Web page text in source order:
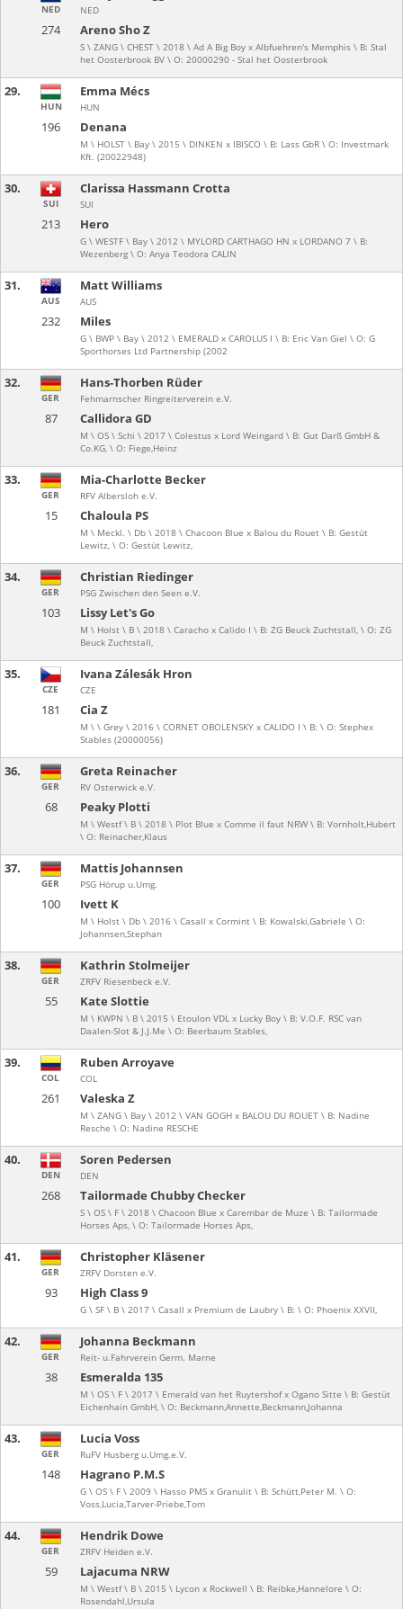
274 Areno Sho Z
S \ ZANG \ CHEST \ 2018 \ Ad A Big Boy x Albfuehren's Memphis \ B: Stal
het Oosterbrook BV \ O: 20000290 - Stal het Oosterbrook
NED NED
29.
196 Denana
M \ HOLST \ Bay \ 2015 \ DINKEN x IBISCO \ B: Lass GbR \ O: Investmark
Kft. (20022948)
HUN
Emma Mécs
HUN
30.
213 Hero
G \ WESTF \ Bay \ 2012 \ MYLORD CARTHAGO HN x LORDANO 7 \ B:
Wezenberg \ O: Anya Teodora CALIN
SUI
Clarissa Hassmann Crotta
SUI
31.
232 Miles
G \ BWP \ Bay \ 2012 \ EMERALD x CAROLUS I \ B: Eric Van Giel \ O: G
Sporthorses Ltd Partnership (2002
AUS
Matt Williams
AUS
32.
87 Callidora GD
M \ OS \ Schi \ 2017 \ Colestus x Lord Weingard \ B: Gut Darß GmbH &
Co.KG, \ O: Fiege,Heinz
GER
Hans-Thorben Rüder
Fehmarnscher Ringreiterverein e.V.
33.
15 Chaloula PS
M \ Meckl. \ Db \ 2018 \ Chacoon Blue x Balou du Rouet \ B: Gestüt
Lewitz, \ O: Gestüt Lewitz,
GER
Mia-Charlotte Becker
RFV Albersloh e.V.
34.
103 Lissy Let's Go
M \ Holst \ B \ 2018 \ Caracho x Calido I \ B: ZG Beuck Zuchtstall, \ O: ZG
Beuck Zuchtstall,
GER
Christian Riedinger
PSG Zwischen den Seen e.V.
35.
181 Cia Z
M \ \ Grey \ 2016 \ CORNET OBOLENSKY x CALIDO I \ B: \ O: Stephex
Stables (20000056)
CZE
Ivana Zálesák Hron
CZE
36.
68 Peaky Plotti
M \ Westf \ B \ 2018 \ Plot Blue x Comme il faut NRW \ B: Vornholt,Hubert
\ O: Reinacher,Klaus
GER
Greta Reinacher
RV Osterwick e.V.
37.
100 Ivett K
M \ Holst \ Db \ 2016 \ Casall x Cormint \ B: Kowalski,Gabriele \ O:
Johannsen,Stephan
GER
Mattis Johannsen
PSG Hörup u.Umg.
38.
55 Kate Slottie
M \ KWPN \ B \ 2015 \ Etoulon VDL x Lucky Boy \ B: V.O.F. RSC van
Daalen-Slot & J.J.Me \ O: Beerbaum Stables,
GER
Kathrin Stolmeijer
ZRFV Riesenbeck e.V.
39.
261 Valeska Z
M \ ZANG \ Bay \ 2012 \ VAN GOGH x BALOU DU ROUET \ B: Nadine
Resche \ O: Nadine RESCHE
COL
Ruben Arroyave
COL
40.
268 Tailormade Chubby Checker
S \ OS \ F \ 2018 \ Chacoon Blue x Carembar de Muze \ B: Tailormade
Horses Aps, \ O: Tailormade Horses Aps,
DEN
Soren Pedersen
DEN
41.
93 High Class 9
G \ SF \ B \ 2017 \ Casall x Premium de Laubry \ B: \ O: Phoenix XXVII,
GER
Christopher Kläsener
ZRFV Dorsten e.V.
42.
38 Esmeralda 135
M \ OS \ F \ 2017 \ Emerald van het Ruytershof x Ogano Sitte \ B: Gestüt
Eichenhain GmbH, \ O: Beckmann,Annette,Beckmann,Johanna
GER
Johanna Beckmann
Reit- u.Fahrverein Germ. Marne
43.
148 Hagrano P.M.S
G \ OS \ F \ 2009 \ Hasso PMS x Granulit \ B: Schütt,Peter M. \ O:
Voss,Lucia,Tarver-Priebe,Tom
GER
Lucia Voss
RuFV Husberg u.Umg.e.V.
44.
59 Lajacuma NRW
M \ Westf \ B \ 2015 \ Lycon x Rockwell \ B: Reibke,Hannelore \ O:
Rosendahl,Ursula
GER
Hendrik Dowe
ZRFV Heiden e.V.